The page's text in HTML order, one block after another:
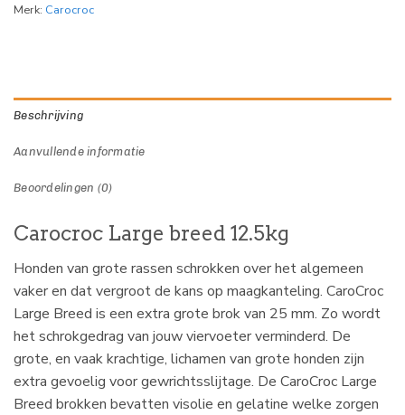
Merk: Carocroc
Beschrijving
Aanvullende informatie
Beoordelingen (0)
Carocroc Large breed 12.5kg
Honden van grote rassen schrokken over het algemeen
vaker en dat vergroot de kans op maagkanteling. CaroCroc
Large Breed is een extra grote brok van 25 mm. Zo wordt
het schrokgedrag van jouw viervoeter verminderd. De
grote, en vaak krachtige, lichamen van grote honden zijn
extra gevoelig voor gewrichtsslijtage. De CaroCroc Large
Breed brokken bevatten visolie en gelatine welke zorgen